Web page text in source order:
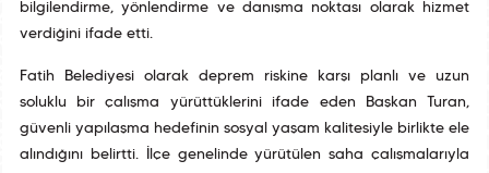
bilgilendirme, yönlendirme ve danışma noktası olarak hizmet
verdiğini ifade etti.
Fatih Belediyesi olarak deprem riskine karşı planlı ve uzun
soluklu bir çalışma yürüttüklerini ifade eden Başkan Turan,
güvenli yapılaşma hedefinin sosyal yaşam kalitesiyle birlikte ele
alındığını belirtti. İlçe genelinde yürütülen saha çalışmalarıyla